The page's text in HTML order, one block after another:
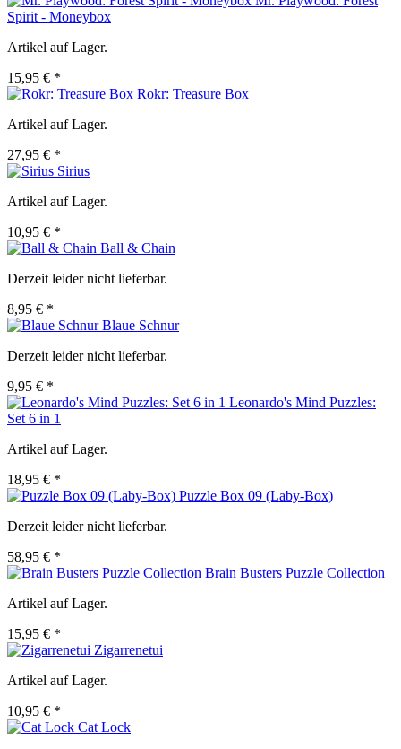
Spirit - Moneybox
Artikel auf Lager.
15,95 € *
Rokr: Treasure Box
Artikel auf Lager.
27,95 € *
Sirius
Artikel auf Lager.
10,95 € *
Ball & Chain
Derzeit leider nicht lieferbar.
8,95 € *
Blaue Schnur
Derzeit leider nicht lieferbar.
9,95 € *
Leonardo's Mind Puzzles:
Set 6 in 1
Artikel auf Lager.
18,95 € *
Puzzle Box 09 (Laby-Box)
Derzeit leider nicht lieferbar.
58,95 € *
Brain Busters Puzzle Collection
Artikel auf Lager.
15,95 € *
Zigarrenetui
Artikel auf Lager.
10,95 € *
Cat Lock